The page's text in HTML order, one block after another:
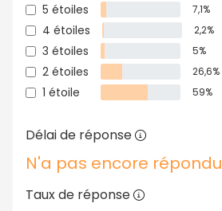
5 étoiles 7,1%
4 étoiles 2,2%
3 étoiles 5%
2 étoiles 26,6%
1 étoile 59%
Délai de réponse
N'a pas encore répondu
Taux de réponse